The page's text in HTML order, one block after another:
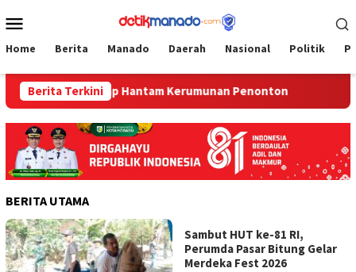
ke
Mobile
Home Berita Manado Daerah Nasional Politik
Berita Terkini
Mobil Balap Hantam Kerumunan Penonton
BERITA UTAMA
Sambut HUT ke-81 RI,
Perumda Pasar Bitung Gelar
Merdeka Fest 2026